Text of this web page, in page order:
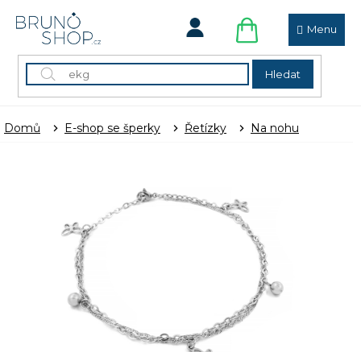
Hledat
NÁKUPNÍ
KOŠÍK
Domů E-shop se šperky Řetízky Na nohu